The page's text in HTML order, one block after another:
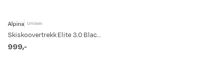
Alpina Unisex
Skiskoovertrekk Elite 3.0 Black/Red/White
price
999,-